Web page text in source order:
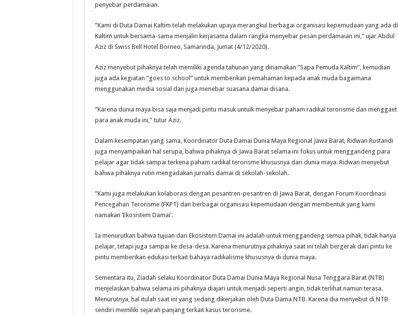
penyebar perdamaian.
”Kami di Duta Damai Kaltim telah melakukan upaya merangkul berbagai organisasi kepemudaan yang ada di
Kaltim untuk bersama-sama menjalin kerjasama dalam rangka menyebar pesan perdamaian ini,” ujar Abdul
Aziz di Swiss Bell Hotel Borneo, Samarinda, Jumat (4/12/2020).
Aziz menyebut pihaknya telah memiliki agenda tahunan yang dinamakan ”Sapa Pemuda Kaltim”, kemudian
juga ada kegiatan ”goes to school” untuk memberikan pemahaman kepada anak muda bagaimana
menggunakan media sosial dan juga menebar suasana damai disana.
”Karena dunia maya bisa saja menjadi pintu masuk untuik menyebar paham radikal terorisme dan menggaet
para anak muda ini,” tutur Aziz.
Dalam kesempatan yang sama, Koordinator Duta Damai Dunia Maya Regional Jawa Barat, Ridwan Rustandi
juga menyampaikan hal serupa, bahwa pihaknya di Jawa Barat selama ini fokus untuk menggandeng para
pelajar agar tidak sampai terkena paham radikal terorisme khususnya dari dunia maya. Ridwan menyebut
bahwa pihaknya rutin mengadakan jurnalis damai di sekolah-sekolah.
”Kami juga melakukan kolaborasi dengan pesantren-pesantren di Jawa Barat, dengan Forum Koordinasi
Pencegahan Terorisme (FKPT) dan berbagai organisasi kepemudaan dengan membentuk yang kami
namakan ’Ekosistem Damai’.
Ia menurutkan bahwa tujuan dari Ekosistem Damai ini adalah untuk menggandeng semua pihak, tidak hanya
pelajar, tetapi juga sampai ke desa-desa. Karena menurutnya pihaknya saat ini telah bergerak dari pintu ke
pintu memberikan edukasi terkait bahaya radikalisme khususnya di dunia maya.
Sementara itu, Ziadah selaku Koordinator Duta Damai Dunia Maya Regional Nusa Tenggara Barat (NTB)
menjelaskan bahwa selama ini pihaknya diajari untuk menjadi seperti angin, tidak terlihat namun terasa.
Menurutnya, hal itulah saat ini yang sedang dikerjakan oleh Duta Dama NTB. Karena dia menyebut di NTB
sendiri memiliki sejarah panjang terkait kasus terorisme.